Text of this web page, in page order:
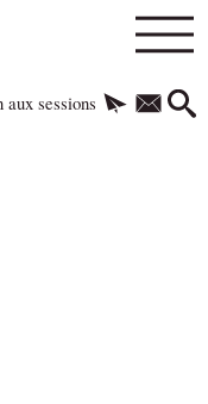
sessions